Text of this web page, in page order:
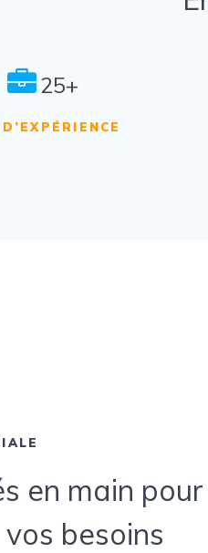
25+
en main pour
besoins